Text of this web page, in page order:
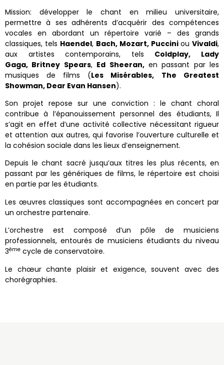
Mission: développer le chant en milieu universitaire,
permettre à ses adhérents d’acquérir des compétences
vocales en abordant un répertoire varié – des grands
classiques, tels Haendel, Bach, Mozart, Puccini ou Vivaldi,
aux artistes contemporains, tels Coldplay, Lady
Gaga, Britney Spears, Ed Sheeran,en passant par les
musiques de films (Les Misérables,
The Greatest
Showman, Dear Evan Hansen).
Son projet repose sur une conviction : le chant choral
contribue à l’épanouissement personnel des étudiants, Il
s’agit en effet d’une activité collective nécessitant rigueur
et attention aux autres, qui favorise l’ouverture culturelle et
la cohésion sociale dans les lieux d’enseignement.
Depuis le chant sacré jusqu’aux titres les plus récents, en
passant par les génériques de films, le répertoire est choisi
en partie par les étudiants.
Les œuvres classiques sont accompagnées en concert par
un orchestre partenaire.
L’orchestre est composé d’un pôle de musiciens
professionnels, entourés de musiciens étudiants du niveau
3ème cycle de conservatoire.
Le chœur chante plaisir et exigence, souvent avec des
chorégraphies.